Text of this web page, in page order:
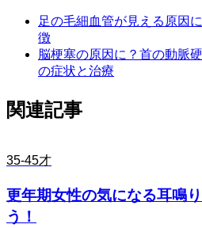
足の毛細血管が見える原因
徴
脳梗塞の原因に？首の動脈
の症状と治療
関連記事
35-45才
更年期女性の気になる耳鳴
う！